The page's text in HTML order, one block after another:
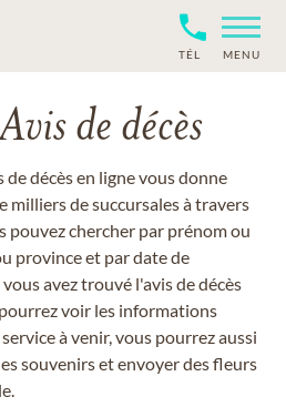
TÉL MENU
de décès
décès en ligne vous donne
milliers de succursales à travers
pouvez chercher par prénom ou
province et par date de
avez trouvé l'avis de décès
voir les informations
à venir, vous pourrez aussi
souvenirs et envoyer des fleurs